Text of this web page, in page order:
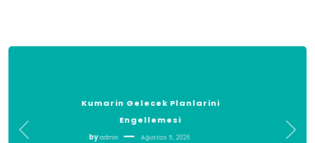
Laptop Alan Yerler Kurumsal
Alim Yapiyor Mu
byadmin Ağustos 5, 2026